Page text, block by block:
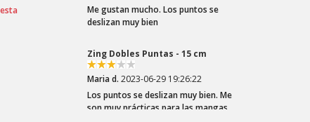
deslizan muy bien
Maria d.2023-06-29 19:26:22
son muy prácticas para las mangas